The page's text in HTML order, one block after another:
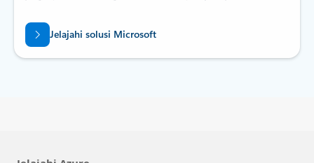
Jelajahi solusi Microsoft